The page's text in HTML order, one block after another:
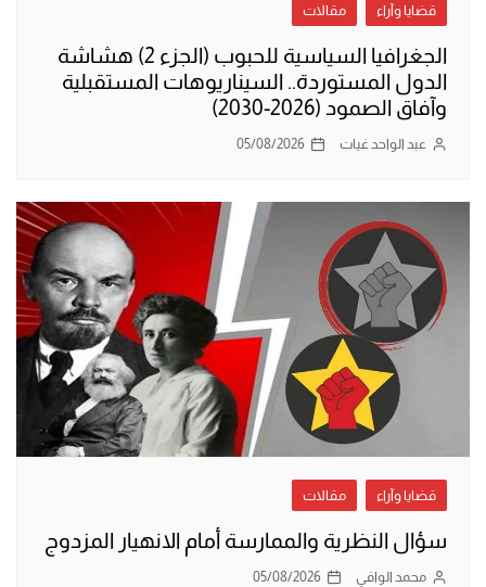
قضايا وآراء مقالات
الجغرافيا السياسية للحبوب (الجزء 2) هشاشة
الدول المستوردة.. السيناريوهات المستقبلية
وآفاق الصمود (2026-2030)
عبد الواحد غيات 05/08/2026
قضايا وآراء مقالات
سؤال النظرية والممارسة أمام الانهيار المزدوج
محمد الوافي 05/08/2026